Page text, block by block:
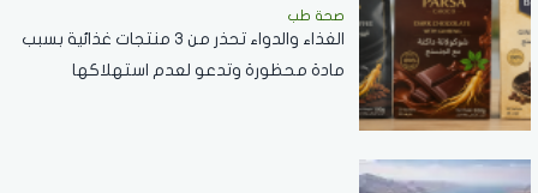
صحة طب
الغذاء والدواء تحذر من 3 منتجات غذائية بسبب
مادة محظورة وتدعو لعدم استهلاكها